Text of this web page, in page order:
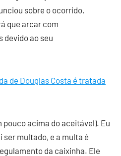
sobre o ocorrido,
que arcar com
devido ao seu
de Douglas Costa é tratada
pouco acima do aceitável). Eu
ser multado, e a multa é
da caixinha. Ele